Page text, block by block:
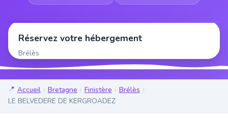
Réservez votre hébergement
Brélès
Accueil Bretagne Finistère
Brélès
LE BELVEDERE DE KERGROADEZ